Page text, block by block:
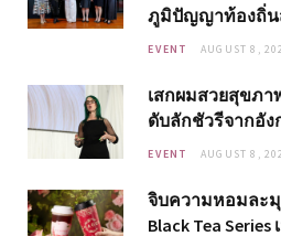
ภูมิปัญญาท้องถิ่น
EVENT AUGUST 8,
เสกผมสวยสุขภ
ดับลักชัวรีจากอัง
EVENT AUGUST 8,
จิบความหอมละมุ
Black Tea